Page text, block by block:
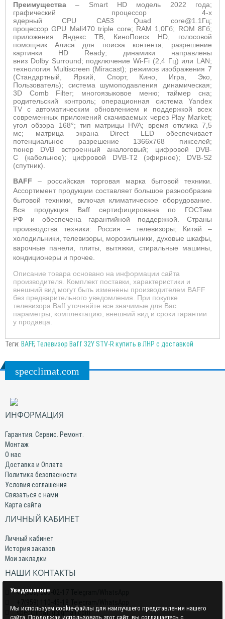
Преимущества– Smart HD модель 2022 года;
графический процессор 4-х
ядерныйCPU CA53 Quad core@1.1Гц;
процессорGPU Mali470triple core; RAM 1,0Гб; ROM 8Гб;
приложения Яндекс ТВ, КиноПоиск HD, голосовой
помощник Алиса для поиска контента; разрешение
картинки HD Ready; динамики направлены
вниз Dolby Surround; подключение Wi-Fi (2,4 Гц) или LAN;
технология Multiscreen (Miracast); режимов изображения 7
(Стандартный, Яркий, Спорт, Кино, Игра, Эко,
Пользователь); система шумоподавления динамическая;
3D Comb Filter; многоязыковое меню; таймер сна;
родительский контроль; операционная система Yandex
TV с автоматическим обновлением и поддержкой всех
современных приложений скачиваемых через Play Market;
угол обзора 168°; тип матрицы HVA; время отклика 7,5
мс; матрица экрана Direct LED обеспечивает
потенциальное разрешение 1366х768 пикселей;
тюнер DVB встроенный аналоговый; цифровой DVB-
C (кабельное); цифровой DVB-T2 (эфирное); DVB-S2
(спутник).
BAFF – российская торговая марка бытовой техники.
Ассортимент продукции составляет большое разнообразие
бытовой техники, включая климатическое оборудование.
Вся продукция Baff сертифицирована по ГОСТам
РФ и обеспечена гарантийной поддержкой. Страны
производства техники: Россия – телевизоры; Китай –
холодильники, телевизоры, морозильники, духовые шкафы,
варочные панели, плиты, вытяжки, стиральные машины,
кондиционеры и прочее.
Описание товара основано на информации сайта
производителя. Комплект поставки, характеристики и
внешний вид могут быть изменены производителем BAFF
без предварительного уведомления. При покупке
телевизора Baff уточняйте все значимые для Вас
параметры, комплектацию, внешний вид и сроки гарантии
у продавца.
Теги: BAFF, Телевизор Baff 32Y STV-R купить в ЛНР с доставкой
specclimat.com
ИНФОРМАЦИЯ
Гарантия. Сервис. Ремонт.
Монтаж
О нас
Доставка и Оплата
Политика безопасности
Условия соглашения
Связаться с нами
Карта сайта
ЛИЧНЫЙ КАБИНЕТ
Личный кабинет
История заказов
Мои закладки
НАШИ КОНТАКТЫ
+7(959) 509-02-17 Telegram/WhatsApp
specclimat.lg@gmail.com
Уведомление
Мы используем cookie-файлы для наилучшего представления нашего
сайта. Продолжая использовать этот сайт, вы соглашаетесь с